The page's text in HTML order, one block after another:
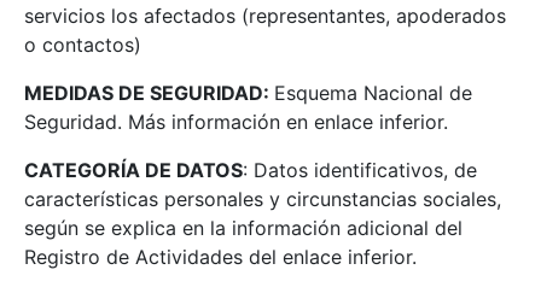
servicios los afectados (representantes, apoderados
o contactos)
MEDIDAS DE SEGURIDAD: Esquema Nacional de
Seguridad. Más información en enlace inferior.
CATEGORÍA DE DATOS: Datos identificativos, de
características personales y circunstancias sociales,
según se explica en la información adicional del
Registro de Actividades del enlace inferior.